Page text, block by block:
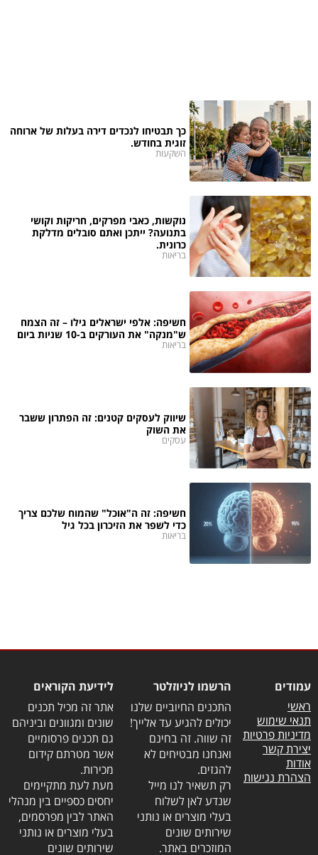
כך תבטיחו לנכדים דירה בעלות של ארוחה
זוגית בחודש.
השקעות
נוקשות, כאבי מפרקים, חריקות וקושי
בתנועה? ייתכן ואתם סובלים מדלקת
כרונית.
בריאות
חשיפה: אלפי ישראלים גילו – זה הצמח
ש"מנקה" את העורקים ב-10 שניות ביום
בריאות
שיווק לעסקים קטנים: זה הפתרון ששבר
את השוק
עסקים
חשיפה: זה ה"אוכל" שהמוח שלכם צריך
כדי לשפר את הזיכרון בכל גיל
בריאות
עמודים
ראשי
תנאי שימוש
מדיניות פרטיות
יצירת קשר
אודות
הצהרת נגישות
הרשמו לניוזלטר
התכנים החיוביים שלנו
יכולים להגיע עד אלייך!
זה שווה. זה בחינם
ואנחנו מבטיחים לא
להגזים.
רק תשאיר לנו מייל
שנדע לאן לשלוח
בעלי מוצרים או נותני
שירותים שונים
המוזכרים באתר.
לידיעת הקוראים
אתר זה מכיל תכנים
שונים ומגוונים וביניהם
גם תכנים פרסומיים
אשר מטרתם קידום
מכירות.
מעת לעת מתקיימים
יחסים כספיים בין מנהלי
האתר לבין מפרסמים,
בעלי מוצרים או נותני
שירותים שונים